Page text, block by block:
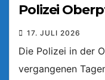
Polizei
17. JULI 2026
Die Polizei in der
vergangenen